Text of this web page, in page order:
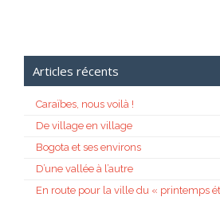
Articles récents
Caraïbes, nous voilà !
De village en village
Bogota et ses environs
D’une vallée à l’autre
En route pour la ville du « printemps